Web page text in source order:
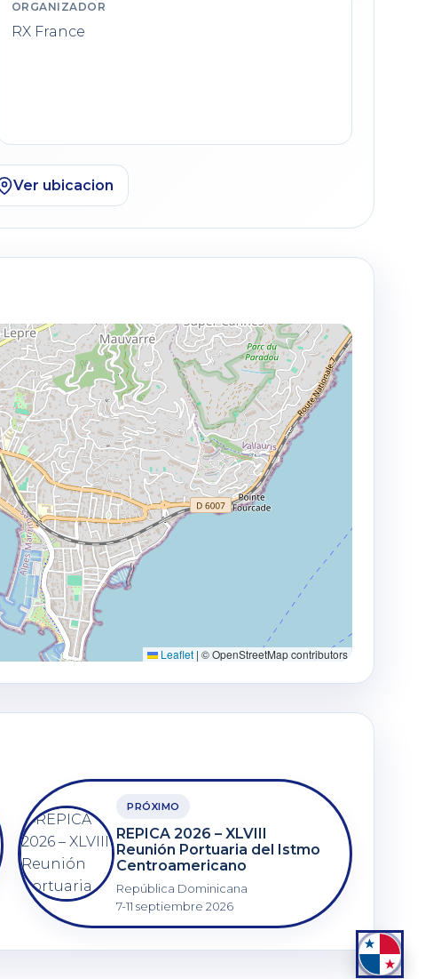
ORGANIZADOR
RX France
Ver ubicacion
Leaflet | © OpenStreetMap contributors
PRÓXIMO
REPICA 2026 – XLVIII
Reunión Portuaria del Istmo
Centroamericano
República Dominicana
7-11 septiembre 2026